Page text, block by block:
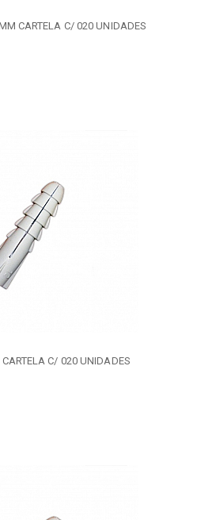
CARTELA C/ 020 UNIDADES
C/ 020 UNIDADES